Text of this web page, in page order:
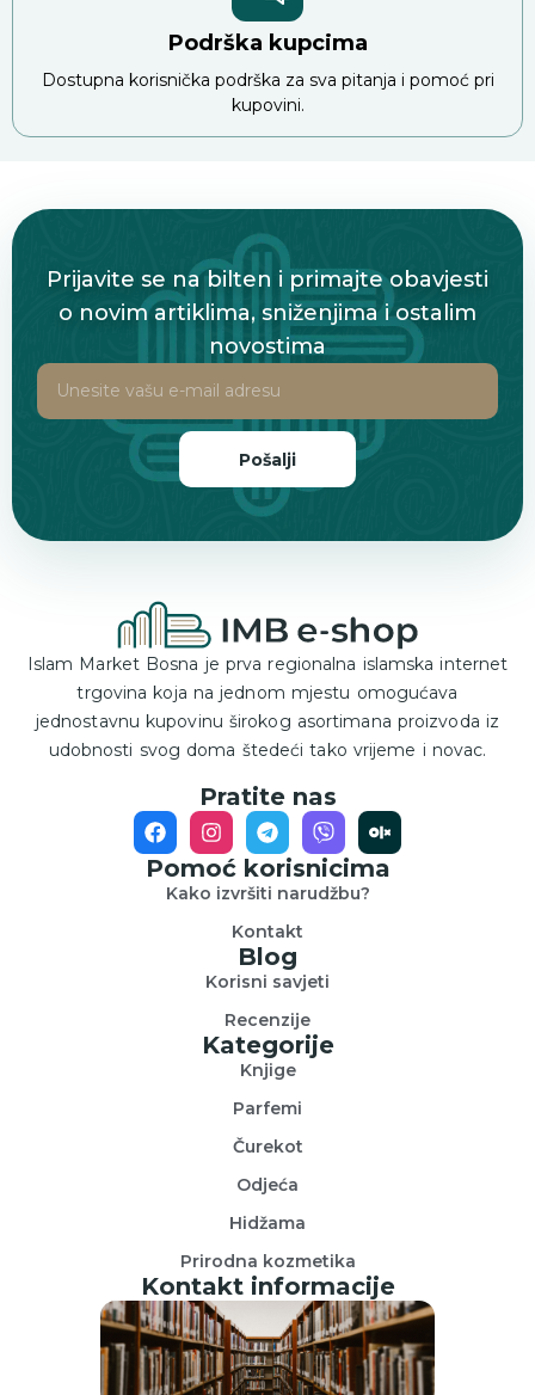
Podrška kupcima
Dostupna korisnička podrška za sva pitanja i pomoć pri
kupovini.
Prijavite se na bilten i primajte obavjesti
o novim artiklima, sniženjima i ostalim
novostima
Pošalji
Islam Market Bosna je prva regionalna islamska internet
trgovina koja na jednom mjestu omogućava
jednostavnu kupovinu širokog asortimana proizvoda iz
udobnosti svog doma štedeći tako vrijeme i novac.
Pratite nas
Pomoć korisnicima
Kako izvršiti narudžbu?
Kontakt
Blog
Korisni savjeti
Recenzije
Kategorije
Knjige
Parfemi
Čurekot
Odjeća
Hidžama
Prirodna kozmetika
Kontakt informacije